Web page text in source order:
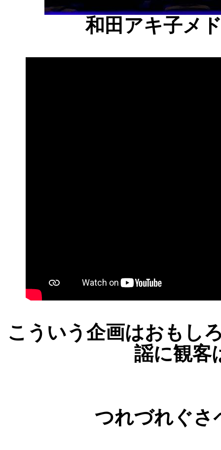
和田アキ子メ
こういう企画はおもし
謡に観客
つれづれぐさ